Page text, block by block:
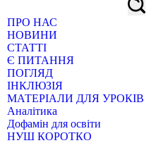
ПРО НАС
НОВИНИ
СТАТТІ
Є ПИТАННЯ
ПОГЛЯД
ІНКЛЮЗІЯ
МАТЕРІАЛИ ДЛЯ УРОКІВ
Аналітика
Дофамін для освіти
НУШ КОРОТКО